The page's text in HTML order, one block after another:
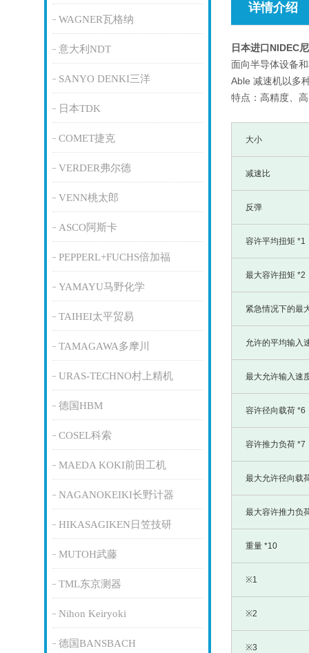
WAGNER瓦格纳
意大利NDT
SANYO DENKI三洋
日本TDK
COMET捷克
VERDER弗尔德
VENN桃太郎
ASCO阿斯卡
PEPPERL+FUCHS倍加福
YAMAYU马野化学
TAIHEI太平贸易
TAMAGAWA多摩川
URAS-TECHNO村上精机
德国HBM
COSEL科索
MAEDA KOKI前田工机
NAGANOKEIKI长野计器
HIKASAGIKEN日笠技研
MUTOH武藤
TML东京测器
Nihon Keiryoki
德国BANSBACH
详情介绍
日本进口NIDEC
面向半导体设备
Able 减速机以多
特点：高精度、
大小
减速比
反弹
容许平均扭矩 *1
最大容许扭矩 *2
紧急情况下的最
允许的平均输入
最大允许输入速
容许径向载荷 *6
容许推力负荷 *7
最大允许径向载
最大容许推力负
重量 *10
※1
※2
※3